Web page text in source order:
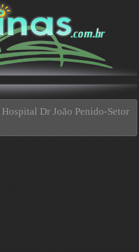
Hospital Dr João Penido-Setor